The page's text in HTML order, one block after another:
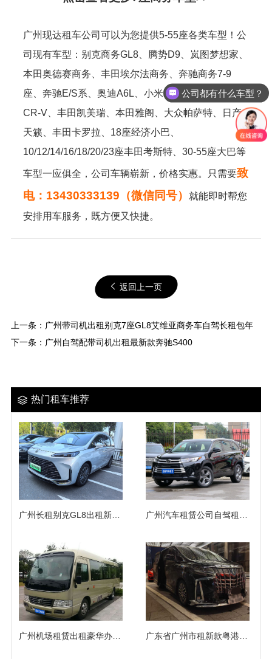
广州现达租车公司可以为您提供5-55座各类车型！公
司现有车型：别克商务GL8、腾势D9、岚图梦想家、
本田奥德赛商务、丰田埃尔法商务、奔驰商务7-9
座、奔驰E/S系、奥迪A6L、小米SU7/YU7、本田
CR-V、丰田凯美瑞、本田雅阁、大众帕萨特、日产
天籁、丰田卡罗拉、18座经济小巴、
10/12/14/16/18/20/23座丰田考斯特、30-55座大巴等
车型一应俱全，公司车辆崭新，价格实惠。只需要致
电：13430333139（微信同号）
就能即时帮您
安排用车服务，既方便又快捷。
返回上一页
上一条： 广州带司机出租别克7座GL8艾维亚商务车自驾长租包年
下一条： 广州自驾配带司机出租最新款奔驰S400
热门租车推荐
广州长租别克GL8出租新能源陆尚7座商务车自驾年租 广州汽车租赁公司自驾租赁商务出租丰田汉兰达越野车（7座）
广州机场租赁出租豪华办公桌中巴车（18座）
公司都有什么车型？